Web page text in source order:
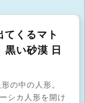
くるマト
黒い砂漠 日
の中の人形。
シカ人形を開け